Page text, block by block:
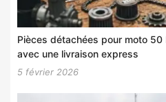
Pièces détachées pour moto
avec une livraison express
5 février 2026